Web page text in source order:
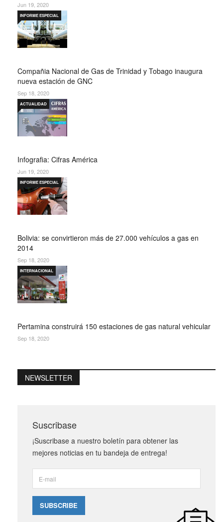
Jun 19, 2020
Compañia Nacional de Gas de Trinidad y Tobago inaugura
nueva estación de GNC
INFORME ESPECIAL
Sep 18, 2020
Infografia: Cifras América
ACTUALIDAD
Jun 19, 2020
Bolivia: se convirtieron más de 27.000 vehículos a gas en
2014
INFORME ESPECIAL
Sep 18, 2020
Pertamina construirá 150 estaciones de gas natural vehicular
INTERNACIONAL
Sep 18, 2020
NEWSLETTER
Suscribase
¡Suscribase a nuestro boletín para obtener las
mejores noticias en tu bandeja de entrega!